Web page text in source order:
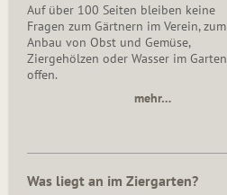
Auf über 100 Seiten bleiben keine
Fragen zum Gärtnern im Verein, zum
Anbau von Obst und Gemüse,
Ziergehölzen oder Wasser im Garten
offen.
mehr…
Was liegt an im Ziergarten?